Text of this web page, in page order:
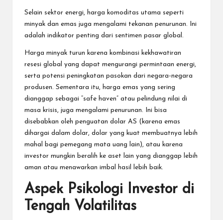
Selain sektor energi, harga komoditas utama seperti
minyak dan emas juga mengalami tekanan penurunan. Ini
adalah indikator penting dari sentimen pasar global.
Harga minyak turun karena kombinasi kekhawatiran
resesi global yang dapat mengurangi permintaan energi,
serta potensi peningkatan pasokan dari negara-negara
produsen. Sementara itu, harga emas yang sering
dianggap sebagai “safe haven” atau pelindung nilai di
masa krisis, juga mengalami penurunan. Ini bisa
disebabkan oleh penguatan dolar AS (karena emas
dihargai dalam dolar, dolar yang kuat membuatnya lebih
mahal bagi pemegang mata uang lain), atau karena
investor mungkin beralih ke aset lain yang dianggap lebih
aman atau menawarkan imbal hasil lebih baik.
Aspek Psikologi Investor di
Tengah Volatilitas